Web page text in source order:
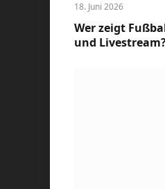
18. Juni 2026
Wer zeigt
und